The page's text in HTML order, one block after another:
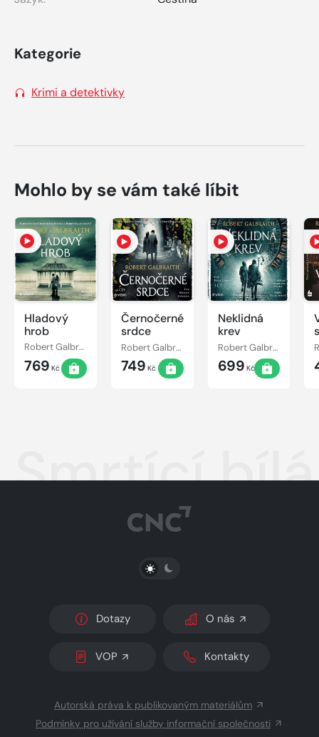
Kategorie
Krimi a detektivky
Mohlo by se vám také líbit
Hladový
hrob
Robert Galbraith
769 Kč
Černočerné
srdce
Robert Galbraith
749 Kč
Neklidná
krev
Robert Galbraith
699 Kč
Smrtící bílá
PŘEPNOUT SVĚTLÝ/TMAVÝ REŽIM
Dotazy O nás
VOP Kontakty
Autorská práva k publikovaným materiálům
Podmínky pro užívání služby informační společnosti